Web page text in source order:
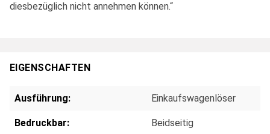
diesbezüglich nicht annehmen können.“
EIGENSCHAFTEN
Ausführung: Einkaufswagenlöser
Bedruckbar: Beidseitig